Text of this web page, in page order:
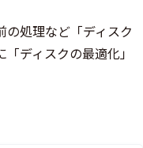
処理など「ディスク
ディスクの最適化」